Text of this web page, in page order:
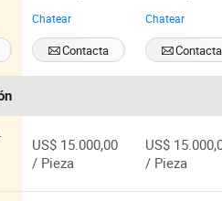
con fondo de
bandeja para el
proceso de
envasado de
bebidas
Chatear
Contacta
Ahora
horneados,
máquina de
erección de
bandejas
automático
Chatear
Contacta
Ahora
US$ 15.000,00
/ Pieza
US$
/ Pieza